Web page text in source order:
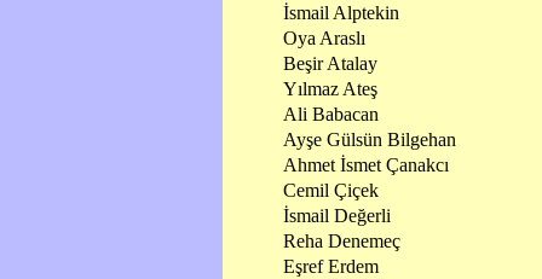
İsmail Alptekin
Oya Araslı
Beşir Atalay
Yılmaz Ateş
Ali Babacan
Ayşe Gülsün Bilgehan
Ahmet İsmet Çanakcı
Cemil Çiçek
İsmail Değerli
Reha Denemeç
Eşref Erdem